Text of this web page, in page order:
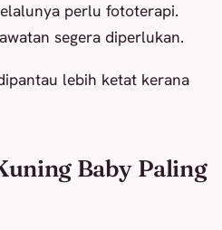
perlu fototerapi.
segera diperlukan.
lebih ketat kerana
Baby Paling